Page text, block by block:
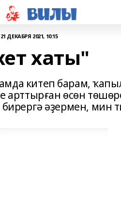
21 ДЕКАБРЯ 2021, 10:15
хаты"
китеп барам,
арттырған өсөн
бирергә әҙермен, мин